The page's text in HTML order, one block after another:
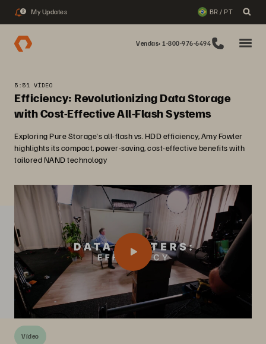
2 My Updates BR / PT
Vendas: 1-800-976-6494
5:51 VÍDEO
Efficiency: Revolutionizing Data Storage
with Cost-Effective All-Flash Systems
Exploring Pure Storage's all-flash vs. HDD efficiency, Amy Fowler
highlights its compact, power-saving, cost-effective benefits with
tailored NAND technology
Vídeo